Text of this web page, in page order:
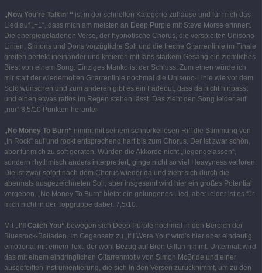
„Now You’re Talkin‘ “ ist in der schnellen Kategorie zuhause und für mich das
Lied auf „=1“, dass mich am meisten an Deep Purple mit Steve Morse erinnert.
Die energiegeladenen Verse, der hypnotische Chorus, die verspielten Unisono-
Linien, Simons und Dons vorzügliche Soli und die freche Gitarrenlinie im Finale
greifen perfekt ineinander und kreieren mit Ians starkem Gesang ein ziemliches
Biest von einem Song. Einziges Manko ist der Schluss. Zum einen würde ich
mir statt der wiederholten Gitarrenlinie nochmal die Unisono-Linie wie vor dem
Solo wünschen und zum anderen gibt es ein Fadeout, dass da nicht hinpasst
und einen etwas ratlos im Regen stehen lässt. Das zieht den Song leider auf
„nur“ 8,5/10 Punkten herunter.
„No Money To Burn“ nimmt mit seinem schnörkellosen Riff die Stimmung von
„In Rock“ auf und rockt entsprechend hart bis zum Chorus. Der ist zwar schön,
aber für mich zu soft geraten. Würden die Akkorde nicht „liegengelassen“,
sondern rhythmisch anders interpretiert, ginge nicht so viel Heavyness verloren.
Die ist zwar sofort nach dem Chorus wieder da und zieht sich durch die
abermals ausgezeichneten Soli, aber insgesamt wird hier ein großes Potential
vergeben. „No Money To Burn“ bleibt ein gelungenes Lied, aber leider ist es für
mich nicht in der Topgruppe dabei. 7,5/10.
Mit „I’ll Catch You“ bewegen sich Deep Purple nochmal in den Bereich der
Bluesrock-Balladen. Im Gegensatz zu „If I Were You“ wird’s hier aber eindeutig
emotional mit einem Text, der wohl Bezug auf Bron Gillan nimmt. Untermalt wird
das mit einem eindringlichen Gitarrenmotiv von Simon McBride und einer
ausgefeilten Instrumentierung, die sich in den Versen zurücknimmt, um zu den